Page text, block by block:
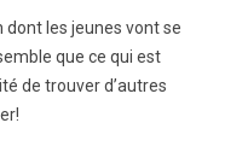
les jeunes vont se
que ce qui est
de trouver d’autres